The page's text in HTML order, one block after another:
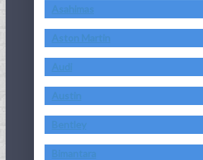
Asahimas
Aston Martin
Audi
Austin
Bentley
Bimantara